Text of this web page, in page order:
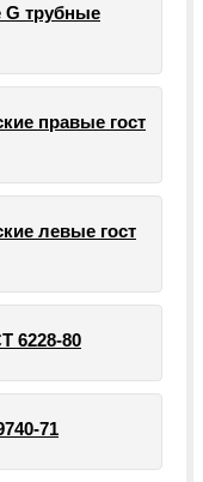
трубные
правые гост
левые гост
6228-80
71